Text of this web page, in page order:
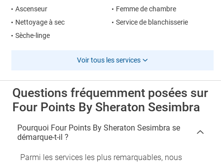
Ascenseur
Femme de chambre
Nettoyage à sec
Service de blanchisserie
Sèche-linge
Voir tous les services
Questions fréquemment posées sur
Four Points By Sheraton Sesimbra
Pourquoi Four Points By Sheraton Sesimbra se
démarque-t-il ?
Parmi les services les plus remarquables, nous